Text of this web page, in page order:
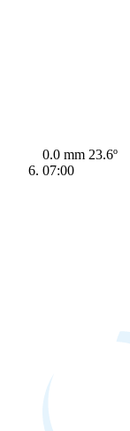
0.0 mm 23.6º
07:00